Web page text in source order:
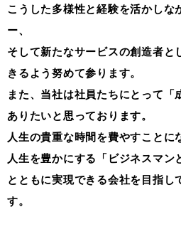
こうした多様性と経験を活かしな
ー、
そして新たなサービスの創造者と
きるよう努めて参ります。
また、当社は社員たちにとって
ありたいと思っております。
人生の貴重な時間を費やすことに
人生を豊かにする「ビジネスマン
とともに実現できる会社を目指し
す。